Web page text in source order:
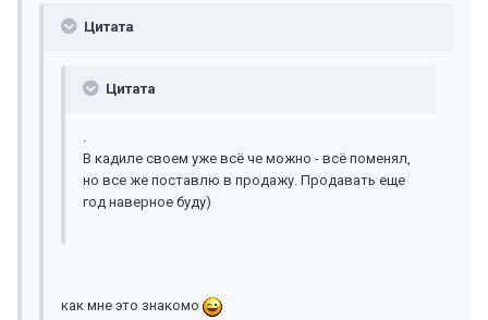
Цитата
Цитата
.
В кадиле своем уже всё че можно - всё поменял,
но все же поставлю в продажу. Продавать еще
год наверное буду)
как мне это знакомо